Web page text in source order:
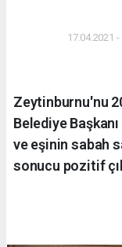
17.04.2021
Zeytinburnu'nu
Belediye
ve eşinin sabah
sonucu pozitif